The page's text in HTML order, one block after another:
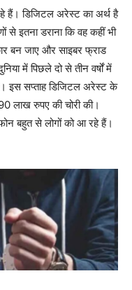
हैं। डिजिटल अरेस्ट का अर्थ है
से इतना डराना कि वह कहीं भी
बन जाए और साइबर फ्राड
में पिछले दो से तीन वर्षों में
इस सप्ताह डिजिटल अरेस्ट के
लाख रुपए की चोरी की।
बहुत से लोगों को आ रहे हैं।